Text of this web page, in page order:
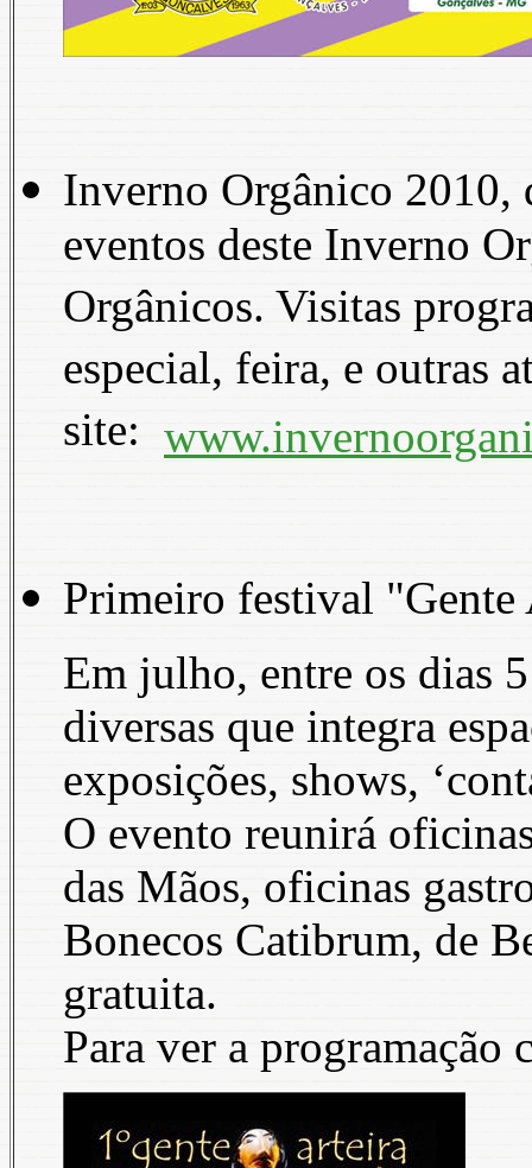
Inverno Orgânico 2010,
eventos deste Inverno
Orgânicos. Visitas
especial, feira, e outras
site:
Primeiro festival
Em julho, entre os dias
diversas que integra
exposições, shows,
O evento reunirá
das Mãos, oficinas
Bonecos Catibrum, de
gratuita.
Para ver a